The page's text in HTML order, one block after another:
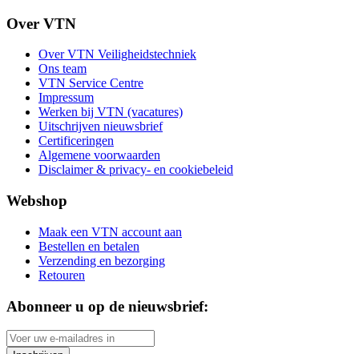
Over VTN
Over VTN Veiligheidstechniek
Ons team
VTN Service Centre
Impressum
Werken bij VTN (vacatures)
Uitschrijven nieuwsbrief
Certificeringen
Algemene voorwaarden
Disclaimer & privacy- en cookiebeleid
Webshop
Maak een VTN account aan
Bestellen en betalen
Verzending en bezorging
Retouren
Abonneer u op de nieuwsbrief: